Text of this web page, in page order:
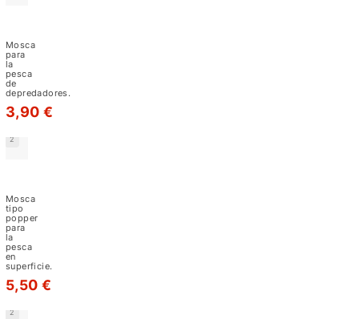
una
segunda
oportunidad,
Blue/white-
M5
Mosca
para
la
pesca
de
depredadores.
3,90 €
2
Blue/White
-
M31
Mosca
tipo
popper
para
la
pesca
en
superficie.
5,50 €
2